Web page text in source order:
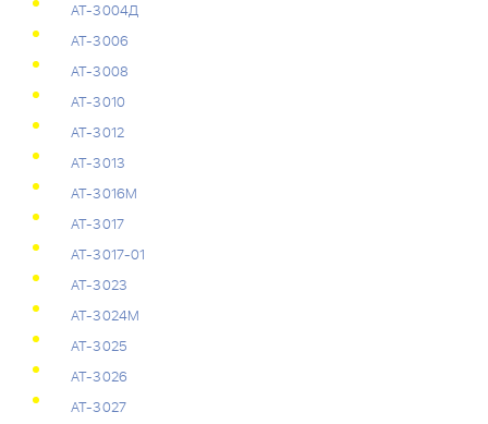
АТ-3004Д
АТ-3006
АТ-3008
АТ-3010
АТ-3012
АТ-3013
АТ-3016М
АТ-3017
АТ-3017-01
АТ-3023
АТ-3024М
АТ-3025
АТ-3026
АТ-3027